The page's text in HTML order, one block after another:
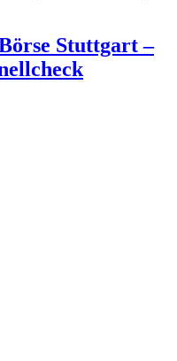
Stuttgart –